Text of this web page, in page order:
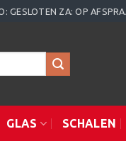
GESLOTEN ZA: OP
GLAS SCHALEN